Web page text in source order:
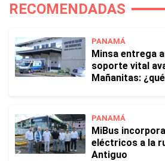
RECOMENDADAS
PANAMÁ
Minsa entrega
soporte vital
Mañanitas:
PANAMÁ
MiBus
eléctricos a la
Antiguo